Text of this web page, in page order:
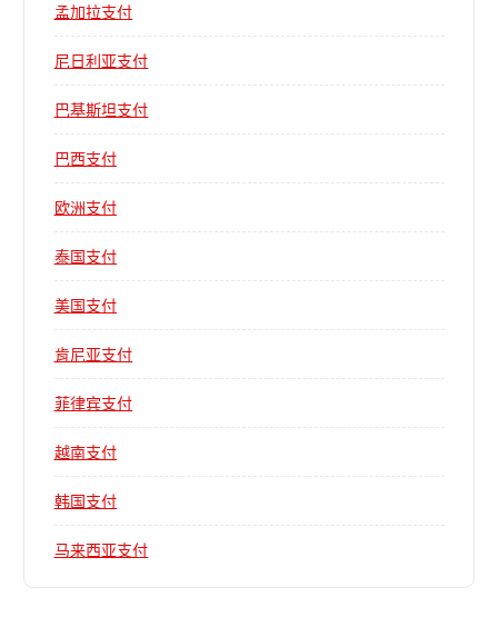
孟加拉支付
尼日利亚支付
巴基斯坦支付
巴西支付
欧洲支付
泰国支付
美国支付
肯尼亚支付
菲律宾支付
越南支付
韩国支付
马来西亚支付